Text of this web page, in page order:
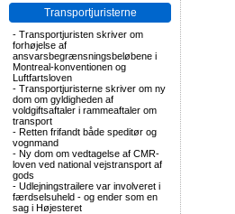
Transportjuristerne
- Transportjuristen skriver om
forhøjelse af
ansvarsbegrænsningsbeløbene i
Montreal-konventionen og
Luftfartsloven
- Transportjuristerne skriver om ny
dom om gyldigheden af
voldgiftsaftaler i rammeaftaler om
transport
- Retten frifandt både speditør og
vognmand
- Ny dom om vedtagelse af CMR-
loven ved national vejstransport af
gods
- Udlejningstrailere var involveret i
færdselsuheld - og ender som en
sag i Højesteret